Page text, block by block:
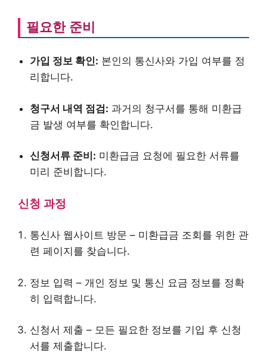
필요한 준비
가입 정보 확인: 본인의 통신사와 가입 여부를 정
리합니다.
청구서 내역 점검: 과거의 청구서를 통해 미환급
금 발생 여부를 확인합니다.
신청서류 준비: 미환급금 요청에 필요한 서류를
미리 준비합니다.
신청 과정
통신사 웹사이트 방문 – 미환급금 조회를 위한 관
련 페이지를 찾습니다.
정보 입력 – 개인 정보 및 통신 요금 정보를 정확
히 입력합니다.
신청서 제출 – 모든 필요한 정보를 기입 후 신청
서를 제출합니다.